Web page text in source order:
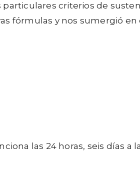
criterios de
fórmulas y nos sumergió
las 24 horas, seis días